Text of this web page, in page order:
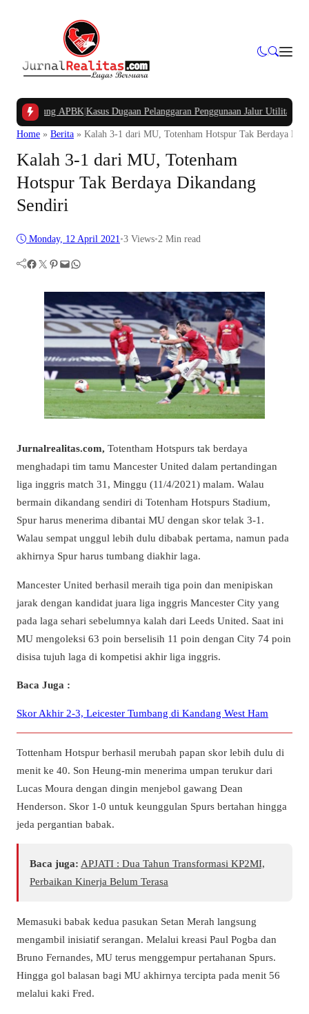
APBK |Kasus Dugaan Pelanggaran Penggunaan Jalur Utilitas
Home » Berita » Kalah 3-1 dari MU, Totenham Hotspur Tak Berdaya
Kalah 3-1 dari MU, Totenham
Hotspur Tak Berdaya Dikandang
Sendiri
Monday, 12 April 2021•3 Views•2 Min read
Facebook Twitter Pinterest Mail WhatsApp
Jurnalrealitas.com, Totentham Hotspurs tak berdaya
menghadapi tim tamu Mancester United dalam pertandingan
liga inggris match 31, Minggu (11/4/2021) malam. Walau
bermain dikandang sendiri di Totenham Hotspurs Stadium,
Spur harus menerima dibantai MU dengan skor telak 3-1.
Walau sempat unggul lebih dulu dibabak pertama, namun pada
akhirnya Spur harus tumbang diakhir laga.
Mancester United berhasil meraih tiga poin dan menipiskan
jarak dengan kandidat juara liga inggris Mancester City yang
pada laga sehari sebelumnya kalah dari Leeds United. Saat ini
MU mengoleksi 63 poin berselisih 11 poin dengan City 74 poin
disisa tujuh laga di kompetisi akhir liga inggris.
Baca Juga :
Skor Akhir 2-3, Leicester Tumbang di Kandang West Ham
Tottenham Hotspur berhasil merubah papan skor lebih dulu di
menit ke 40. Son Heung-min menerima umpan terukur dari
Lucas Moura dengan dingin menjebol gawang Dean
Henderson. Skor 1-0 untuk keunggulan Spurs bertahan hingga
jeda pergantian babak.
Baca juga: APJATI : Dua Tahun Transformasi KP2MI,
Perbaikan Kinerja Belum Terasa
Memasuki babak kedua pasukan Setan Merah langsung
mengambil inisiatif serangan. Melalui kreasi Paul Pogba dan
Bruno Fernandes, MU terus menggempur pertahanan Spurs.
Hingga gol balasan bagi MU akhirnya tercipta pada menit 56
melalui kaki Fred.